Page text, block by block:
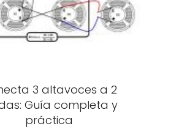
3 altavoces a 2
Guía completa y
práctica